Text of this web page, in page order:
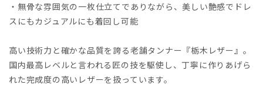
・無骨な雰囲気の一枚仕立てでありながら、美しい艶感でドレ
スにもカジュアルにも着回し可能
高い技術力と確かな品質を誇る老舗タンナー『栃木レザー』。
国内最高レベルと言われる匠の技を駆使し、丁寧に作りあげら
れた完成度の高いレザーを扱っています。